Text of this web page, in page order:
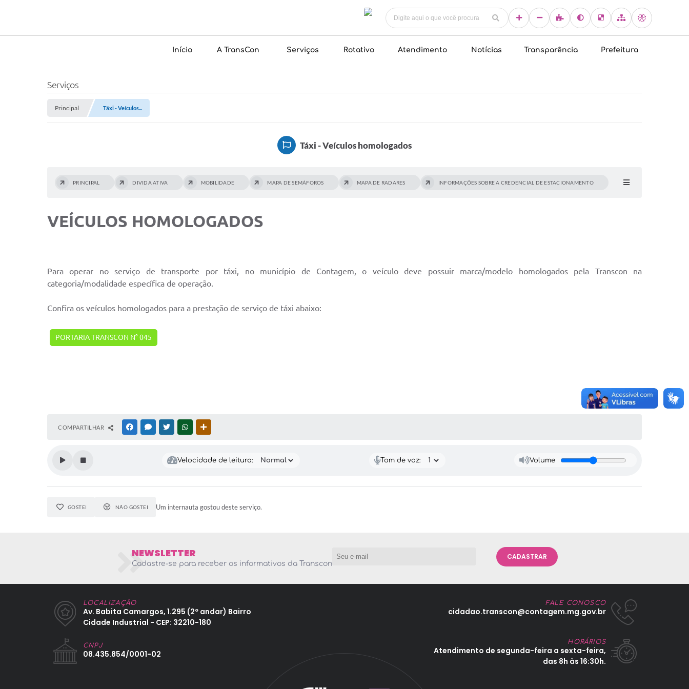
Início A TransCon Serviços Rotativo Atendimento Notícias Transparência Prefeitura
Serviços
Principal Táxi - Veículos...
Táxi - Veículos homologados
PRINCIPAL DIVIDA ATIVA MOBILIDADE MAPA DE SEMÁFOROS MAPA DE RADARES INFORMAÇÕES SOBRE A CREDENCIAL DE ESTACIONAMENTO
VEÍCULOS HOMOLOGADOS
Para operar no serviço de transporte por táxi, no município de Contagem, o veículo deve possuir marca/modelo homologados pela Transcon na
categoria/modalidade específica de operação.
Confira os veículos homologados para a prestação de serviço de táxi abaixo:
PORTARIA TRANSCON N° 045
COMPARTILHAR FACEBOOKMESSENGER
TWITTERWHATSAPP
Velocidade de leitura: Tom de voz: Volume
GOSTEI NÃO GOSTEI Um internauta gostou deste serviço.
NEWSLETTER
Cadastre-se para receber os informativos da Transcon
CADASTRAR
LOCALIZAÇÃO
Av. Babita Camargos, 1.295 (2º andar) Bairro
Cidade Industrial - CEP: 32210-180
FALE CONOSCO
cidadao.transcon@contagem.mg.gov.br
CNPJ
08.435.854/0001-02
HORÁRIOS
Atendimento de segunda-feira a sexta-feira,
das 8h às 16:30h.